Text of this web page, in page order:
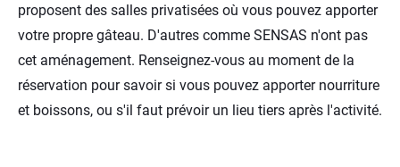
proposent des salles privatisées où vous pouvez apporter
votre propre gâteau. D'autres comme SENSAS n'ont pas
cet aménagement. Renseignez-vous au moment de la
réservation pour savoir si vous pouvez apporter nourriture
et boissons, ou s'il faut prévoir un lieu tiers après l'activité.